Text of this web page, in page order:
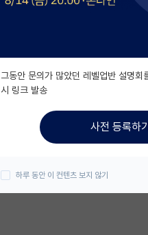
그동안 문의가 많았던 레벨업반 설명
시 링크 발송
사전 등록하
하루 동안 이 컨텐츠 보지 않기